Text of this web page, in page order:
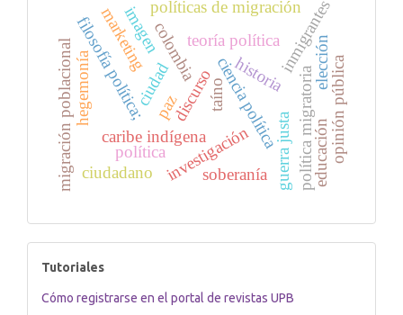
ciudad ciencia política
filosofía política;
investigación
historia
discurso
teoría política
hegemonía colombia
paz
migración poblacional
inmigrantes
políticas de migración
política migratoria
guerra justa
taíno
caribe indígena
soberanía
marketing
política
imagen
elecciónopinión pública
educación
ciudadano
tutoriales
Tutoriales
Cómo registrarse en el portal de revistas UPB